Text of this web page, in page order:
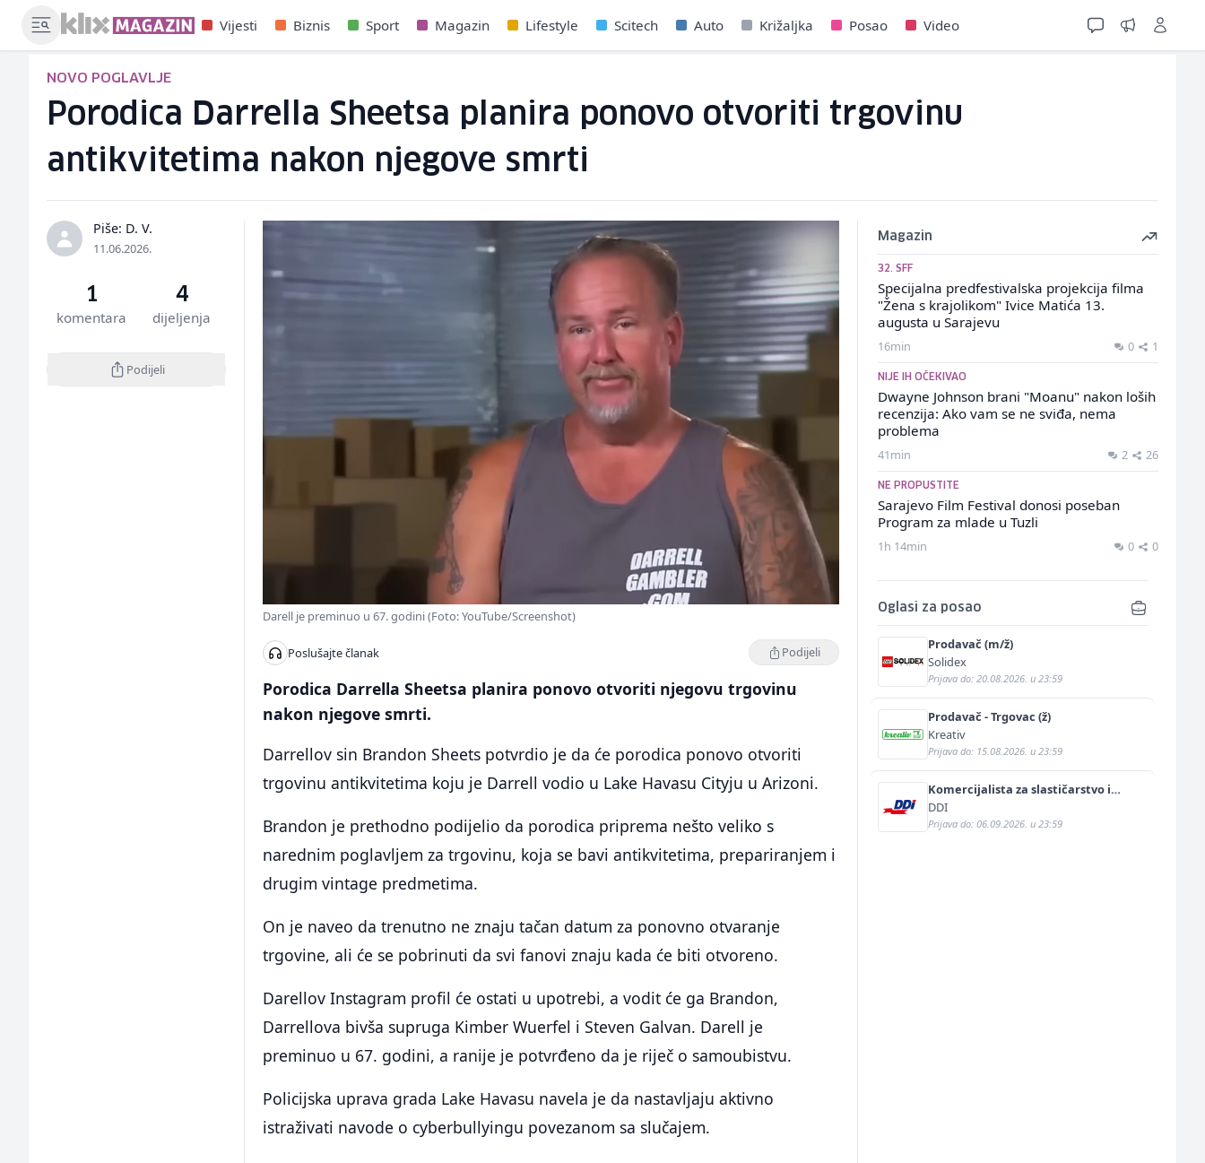
Vijesti Biznis Sport Magazin Lifestyle Scitech Auto Križaljka Posao Video
NOVO POGLAVLJE
Porodica Darrella Sheetsa planira ponovo otvoriti trgovinu
antikvitetima nakon njegove smrti
Piše: D. V.
11.06.2026.
1
komentara
4
dijeljenja
Podijeli
Darell je preminuo u 67. godini (Foto: YouTube/Screenshot)
Poslušajte članak Podijeli
Porodica Darrella Sheetsa planira ponovo otvoriti njegovu trgovinu
nakon njegove smrti.
Darrellov sin Brandon Sheets potvrdio je da će porodica ponovo otvoriti
trgovinu antikvitetima koju je Darrell vodio u Lake Havasu Cityju u Arizoni.
Brandon je prethodno podijelio da porodica priprema nešto veliko s
narednim poglavljem za trgovinu, koja se bavi antikvitetima, prepariranjem i
drugim vintage predmetima.
On je naveo da trenutno ne znaju tačan datum za ponovno otvaranje
trgovine, ali će se pobrinuti da svi fanovi znaju kada će biti otvoreno.
Darellov Instagram profil će ostati u upotrebi, a vodit će ga Brandon,
Darrellova bivša supruga Kimber Wuerfel i Steven Galvan. Darell je
preminuo u 67. godini, a ranije je potvrđeno da je riječ o samoubistvu.
Policijska uprava grada Lake Havasu navela je da nastavljaju aktivno
istraživati navode o cyberbullyingu povezanom sa slučajem.
Magazin
32. SFF
Specijalna predfestivalska projekcija filma
"Žena s krajolikom" Ivice Matića 13.
augusta u Sarajevu
16min 0 1
NIJE IH OČEKIVAO
Dwayne Johnson brani "Moanu" nakon loših
recenzija: Ako vam se ne sviđa, nema
problema
41min 2 26
NE PROPUSTITE
Sarajevo Film Festival donosi poseban
Program za mlade u Tuzli
1h 14min 0 0
Oglasi za posao
Prodavač (m/ž)
Solidex
Prijava do: 20.08.2026. u 23:59
Prodavač - Trgovac (ž)
Kreativ
Prijava do: 15.08.2026. u 23:59
Komercijalista za slastičarstvo i
pekarstvo (m/ž)
DDI
Prijava do: 06.09.2026. u 23:59